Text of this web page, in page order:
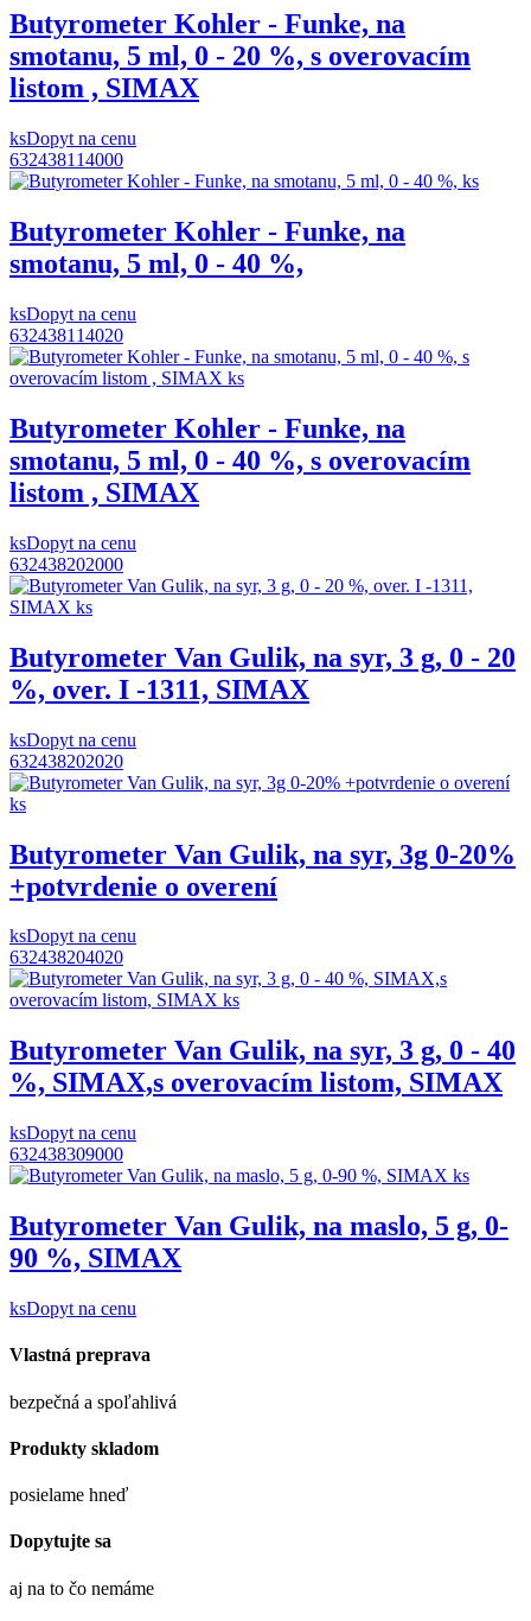
Butyrometer Kohler - Funke, na
smotanu, 5 ml, 0 - 20 %, s overovacím
listom , SIMAX
ksDopyt na cenu
632438114000
Butyrometer Kohler - Funke, na
smotanu, 5 ml, 0 - 40 %,
ksDopyt na cenu
632438114020
Butyrometer Kohler - Funke, na
smotanu, 5 ml, 0 - 40 %, s overovacím
listom , SIMAX
ksDopyt na cenu
632438202000
Butyrometer Van Gulik, na syr, 3 g, 0 - 20
%, over. I -1311, SIMAX
ksDopyt na cenu
632438202020
Butyrometer Van Gulik, na syr, 3g 0-20%
+potvrdenie o overení
ksDopyt na cenu
632438204020
Butyrometer Van Gulik, na syr, 3 g, 0 - 40
%, SIMAX,s overovacím listom, SIMAX
ksDopyt na cenu
632438309000
Butyrometer Van Gulik, na maslo, 5 g, 0-
90 %, SIMAX
ksDopyt na cenu
Vlastná preprava
bezpečná a spoľahlivá
Produkty skladom
posielame hneď
Dopytujte sa
aj na to čo nemáme